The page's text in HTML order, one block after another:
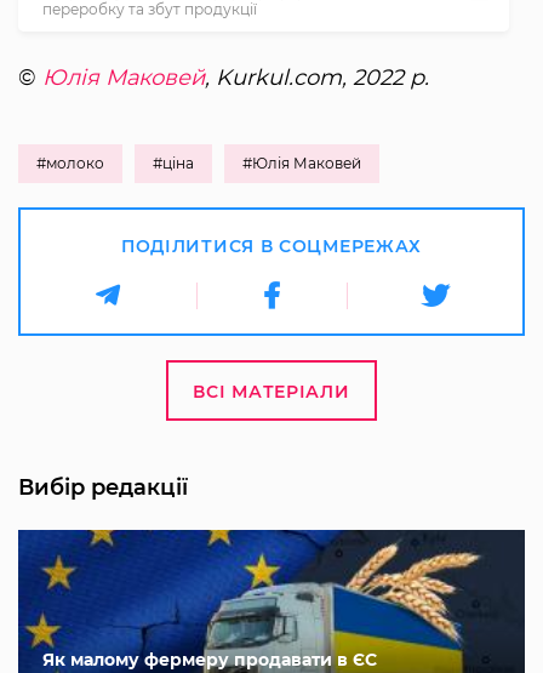
переробку та збут продукції
© Юлія Маковей, Kurkul.com, 2022 р.
#молоко #ціна #Юлія Маковей
ПОДІЛИТИСЯ В СОЦМЕРЕЖАХ
ВСІ МАТЕРІАЛИ
Вибір редакції
Як малому фермеру продавати в ЄС